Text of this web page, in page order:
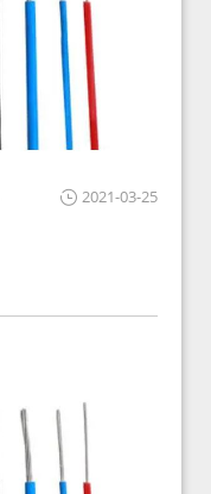
2021-03-25